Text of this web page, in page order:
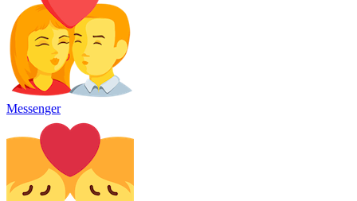
Messenger